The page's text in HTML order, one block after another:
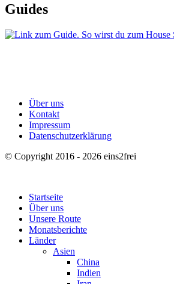
Guides
Über uns
Kontakt
Impressum
Datenschutzerklärung
© Copyright 2016 - 2026 eins2frei
Startseite
Über uns
Unsere Route
Monatsberichte
Länder
Asien
China
Indien